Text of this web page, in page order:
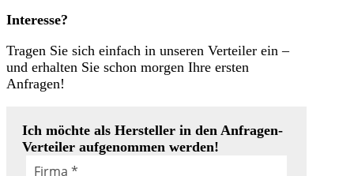
Interesse?
Tragen Sie sich einfach in unseren Verteiler ein –
und erhalten Sie schon morgen Ihre ersten
Anfragen!
Ich möchte als Hersteller in den Anfragen-
Verteiler aufgenommen werden!
Hersteller-
Falls